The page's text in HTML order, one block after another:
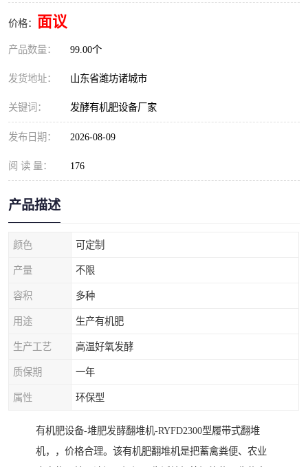
价格： 面议
产品数量： 99.00个
发货地址： 山东省潍坊诸城市
关键词： 发酵有机肥设备厂家
发布日期： 2026-08-09
阅 读 量： 176
产品描述
颜色 可定制
产量 不限
容积 多种
用途 生产有机肥
生产工艺 高温好氧发酵
质保期 一年
属性 环保型
有机肥设备-堆肥发酵翻堆机-RYFD2300型履带式翻堆
机，，价格合理。该有机肥翻堆机是把蓄禽粪便、农业